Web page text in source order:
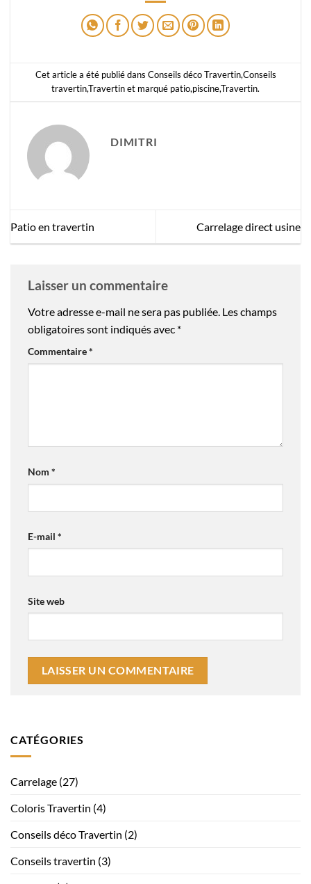
Cet article a été publié dans Conseils déco Travertin,Conseils
travertin,Travertinet marqué patio,piscine,Travertin.
DIMITRI
Patio en travertin Carrelage direct usine
Laisser un commentaire
Votre adresse e-mail ne sera pas publiée. Les champs
obligatoires sont indiqués avec *
Commentaire*
Nom *
E-mail *
Site web
CATÉGORIES
Carrelage (27)
Coloris Travertin (4)
Conseils déco Travertin (2)
Conseils travertin (3)